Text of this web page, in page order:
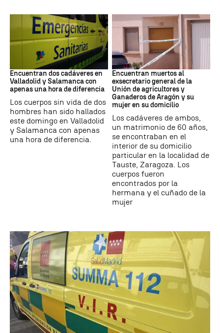
Encuentran dos cadáveres en
Valladolid y Salamanca con
apenas una hora de diferencia
Los cuerpos sin vida de dos
hombres han sido hallados
este domingo en Valladolid
y Salamanca con apenas
una hora de diferencia.
Muertes
Encuentran muertos al
exsecretario general de la
Unión de agricultores y
Ganaderos de Aragón y su
mujer en su domicilio
Los cadáveres de ambos,
un matrimonio de 60 años,
se encontraban en el
interior de su domicilio
particular en la localidad de
Tauste, Zaragoza. Los
cuerpos fueron
encontrados por la
hermana y el cuñado de la
mujer